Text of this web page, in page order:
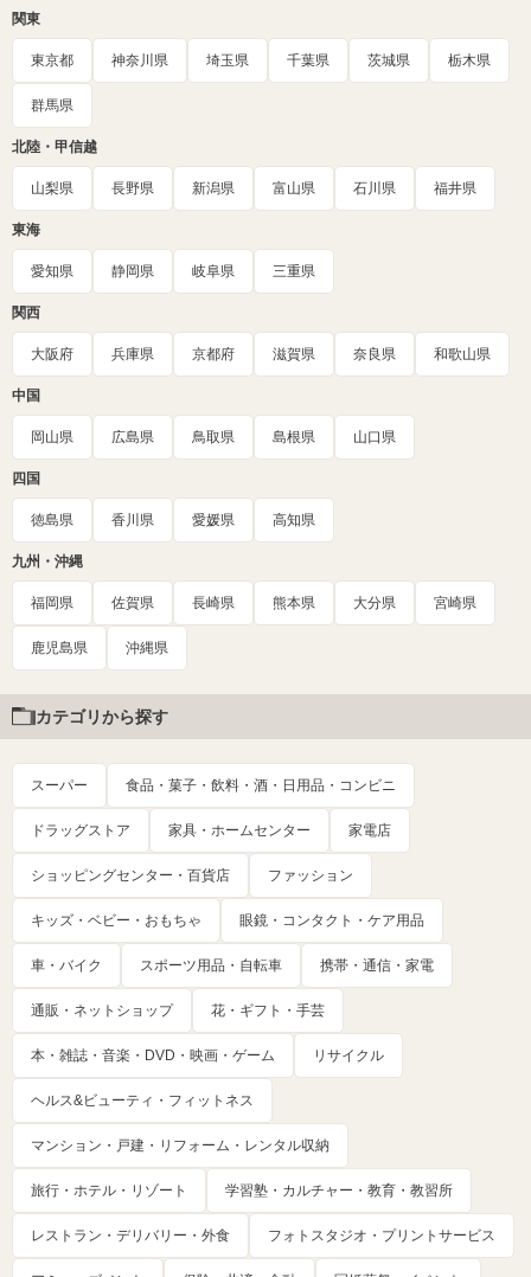
関東
東京都 神奈川県 埼玉県 千葉県 茨城県 栃木県
群馬県
北陸・甲信越
山梨県 長野県 新潟県 富山県 石川県 福井県
東海
愛知県 静岡県 岐阜県 三重県
関西
大阪府 兵庫県 京都府 滋賀県 奈良県 和歌山県
中国
岡山県 広島県 鳥取県 島根県 山口県
四国
徳島県 香川県 愛媛県 高知県
九州・沖縄
福岡県 佐賀県 長崎県 熊本県 大分県 宮崎県
鹿児島県 沖縄県
カテゴリから探す
スーパー 食品・菓子・飲料・酒・日用品・コンビニ
ドラッグストア 家具・ホームセンター 家電店
ショッピングセンター・百貨店 ファッション
キッズ・ベビー・おもちゃ 眼鏡・コンタクト・ケア用品
車・バイク スポーツ用品・自転車 携帯・通信・家電
通販・ネットショップ 花・ギフト・手芸
本・雑誌・音楽・DVD・映画・ゲーム リサイクル
ヘルス&ビューティ・フィットネス
マンション・戸建・リフォーム・レンタル収納
旅行・ホテル・リゾート 学習塾・カルチャー・教育・教習所
レストラン・デリバリー・外食 フォトスタジオ・プリントサービス